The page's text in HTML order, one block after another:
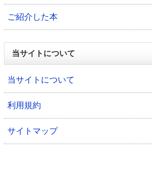
ご紹介した本
当サイトについて
当サイトについて
利用規約
サイトマップ